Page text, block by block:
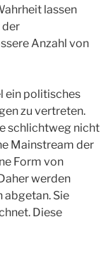
lassen
der
Anzahl von
ein politisches
zu vertreten.
schlichtweg nicht
Mainstream der
Form von
werden
abgetan. Sie
Diese